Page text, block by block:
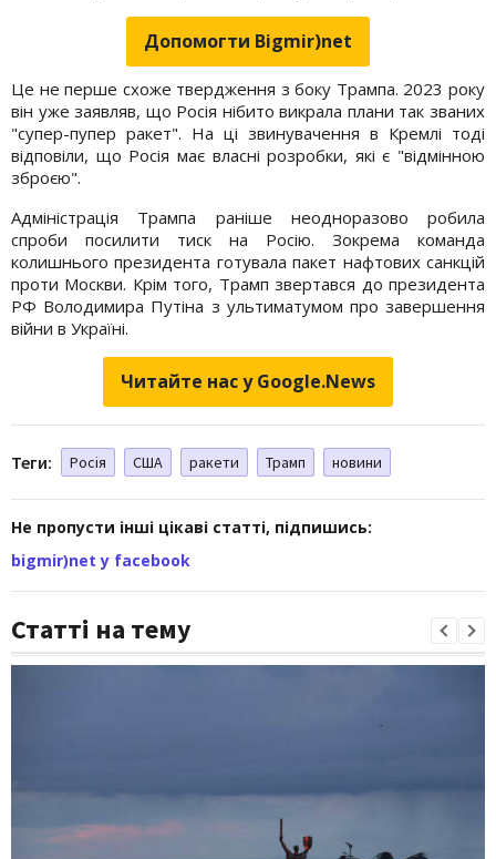
Допомогти Bigmir)net
Це не перше схоже твердження з боку Трампа. 2023 року
він уже заявляв, що Росія нібито викрала плани так званих
"супер-пупер ракет". На ці звинувачення в Кремлі тоді
відповіли, що Росія має власні розробки, які є "відмінною
зброєю".
Адміністрація Трампа раніше неодноразово робила
спроби посилити тиск на Росію. Зокрема команда
колишнього президента готувала пакет нафтових санкцій
проти Москви. Крім того, Трамп звертався до президента
РФ Володимира Путіна з ультиматумом про завершення
війни в Україні.
Читайте нас у Google.News
Теги: Росія США ракети Трамп новини
Не пропусти інші цікаві статті, підпишись:
bigmir)net у facebook
Статті на тему